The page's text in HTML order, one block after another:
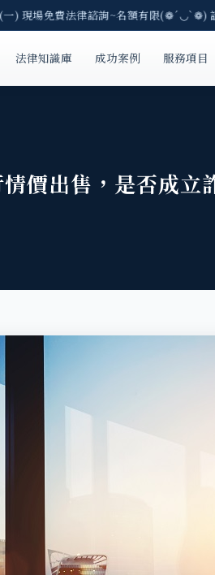
場免費法律諮詢~名額有限(❁´◡`❁) 請
法律知識庫 成功案例 服務項目
價出售，是否成立